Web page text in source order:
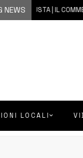
NEWS
AUGUSTA | IL COMMENTO
LOCALI